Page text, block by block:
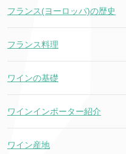
フランス(ヨーロッパ)の歴史
フランス料理
ワインの基礎
ワインインポーター紹介
ワイン産地